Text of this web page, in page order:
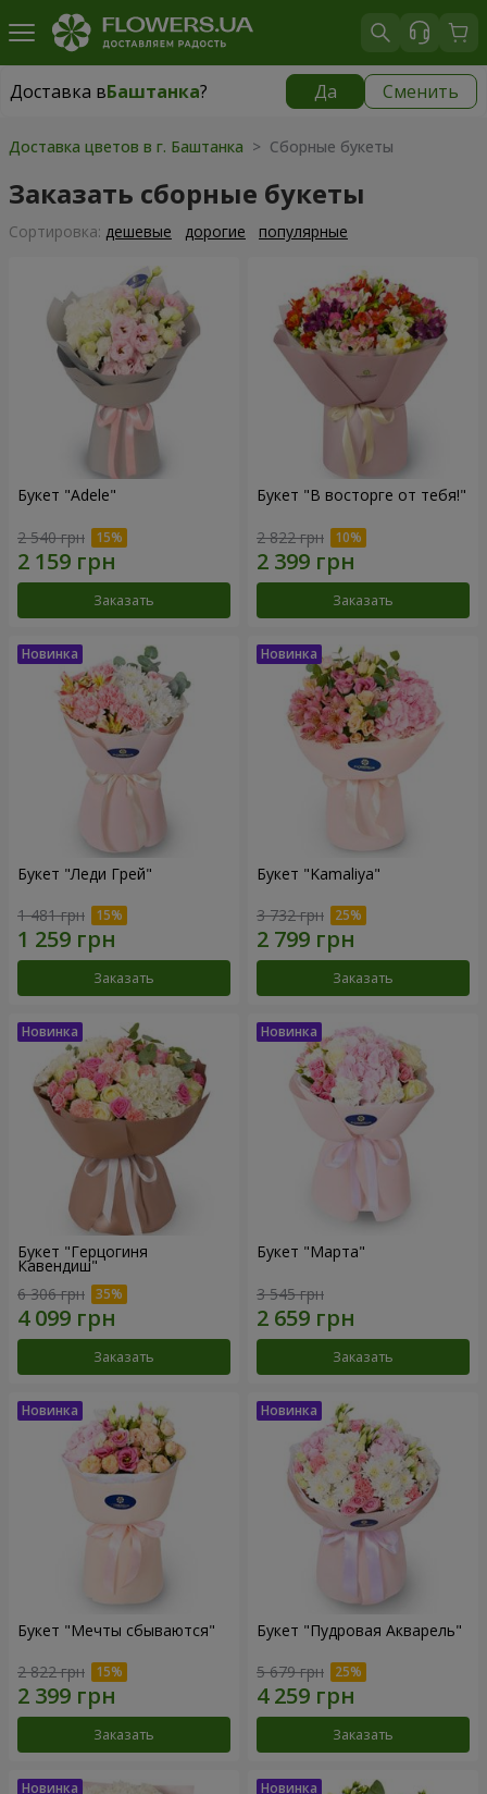
Доставка вБаштанка? Да Сменить
Доставка вБаштанка|
Доставка цветов в г. Баштанка > Сборные букеты
Заказать сборные букеты
Cортировка: дешевые дорогие популярные
Букет "Adele"
2 540 грн
Заказать
Букет "В восторге от тебя!"
2 822 грн
Заказать
Букет "Леди Грей"
1 481 грн
Заказать
Букет "Kamaliya"
3 732 грн
Заказать
Букет "Герцогиня
Кавендиш"
6 306 грн
Заказать
Букет "Марта"
3 545 грн
Заказать
Букет "Мечты сбываются"
2 822 грн
Заказать
Букет "Пудровая Акварель"
5 679 грн
Заказать